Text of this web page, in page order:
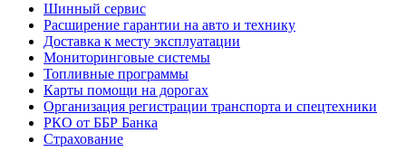
Шинный сервис
Расширение гарантии на авто и технику
Доставка к месту эксплуатации
Мониторинговые системы
Топливные программы
Карты помощи на дорогах
Организация регистрации транспорта и спецтехники
РКО от ББР Банка
Страхование